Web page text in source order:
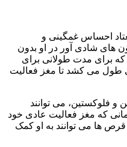
احساس غمگینی و
های شادی آور در او بدون
برای مدت طولانی برای
طول می کشد تا مغز فعالیت
فلوکستین، می توانند
که مغز فعالیت عادی خود
ها می توانند به او کمک